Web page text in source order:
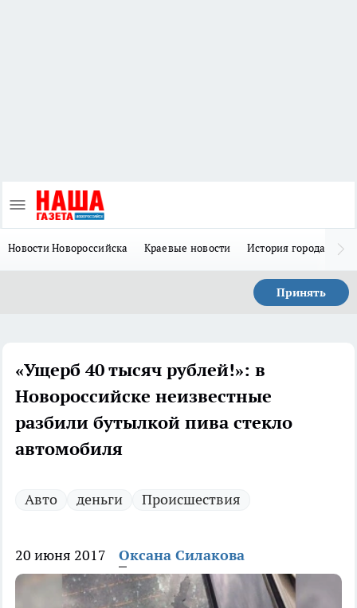
Новости Новороссийска Краевые новости История города Н
Принять
«Ущерб 40 тысяч рублей!»: в
Новороссийске неизвестные
разбили бутылкой пива стекло
автомобиля
Авто деньги Происшествия
20 июня 2017 Оксана Силакова